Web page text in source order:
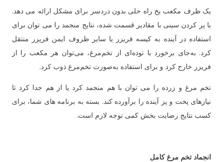
یک ظرف مکعب یخ راه حلی بدون دردسر برای مشکل ارائه می دهد.
با پر کردن سینی با مقادیر قسمت شده، نتایج منجمد را می توان برای
استفاده در آینده به کیسه فریزر یا سایر ظروف ایمن فریزر منتقل
کرد. به‌جای برخورد با توده‌ای از تخم‌مرغ، می‌توان هر مکعب را از
فریزر خارج کرد و برای استفاده به‌صورت تخم‌مرغ ذوب کرد.
تخم مرغ و زرده را می توان با هم منجمد کرد یا از هم جدا کرد تا
نیازهای پخت و پز آینده را برآورده کند. بسته به برنامه های شما، برای
کسب نتایج رضایت بخش کمی توجه لازم است.
انجماد تخم مرغ کامل